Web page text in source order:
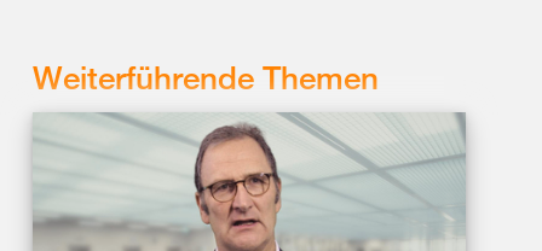
Weiterführende Themen